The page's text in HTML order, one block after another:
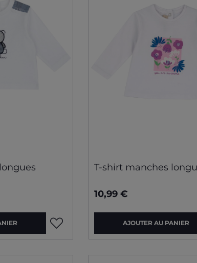
T-shirt manches
10,99 €
AJOUTER AU PANIER